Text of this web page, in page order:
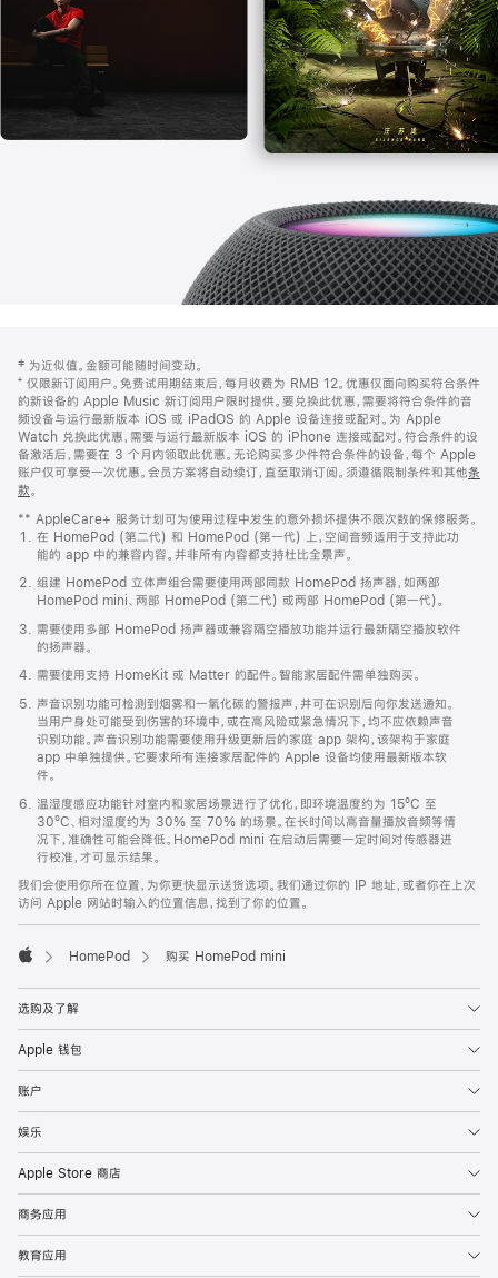
页
页
脚
注
‡ 为近似值。金额可能随时间变动。
⁺ 仅限新订阅用户。免费试用期结束后，每月收费为 RMB 12。优惠仅面向购买符合条件
的新设备的 Apple Music 新订阅用户限时提供。要兑换此优惠，需要将符合条件的音
频设备与运行最新版本 iOS 或 iPadOS 的 Apple 设备连接或配对。为 Apple
Watch 兑换此优惠，需要与运行最新版本 iOS 的 iPhone 连接或配对。符合条件的设
备激活后，需要在 3 个月内领取此优惠。无论购买多少件符合条件的设备，每个 Apple
账户仅可享受一次优惠。会员方案将自动续订，直至取消订阅。须遵循限制条件和其他条
款。
窗
口
中
打
开)
** AppleCare+ 服务计划可为使用过程中发生的意外损坏提供不限次数的保修服务。
在 HomePod (第二代) 和 HomePod (第一代) 上，空间音频适用于支持此功
能的 app 中的兼容内容。并非所有内容都支持杜比全景声。
组建 HomePod 立体声组合需要使用两部同款 HomePod 扬声器，如两部
HomePod mini、两部 HomePod (第二代) 或两部 HomePod (第一代)。
需要使用多部 HomePod 扬声器或兼容隔空播放功能并运行最新隔空播放软件
的扬声器。
需要使用支持 HomeKit 或 Matter 的配件。智能家居配件需单独购买。
声音识别功能可检测到烟雾和一氧化碳的警报声，并可在识别后向你发送通知。
当用户身处可能受到伤害的环境中，或在高风险或紧急情况下，均不应依赖声音
识别功能。声音识别功能需要使用升级更新后的家庭 app 架构，该架构于家庭
app 中单独提供。它要求所有连接家居配件的 Apple 设备均使用最新版本软
件。
温湿度感应功能针对室内和家居场景进行了优化，即环境温度约为 15ºC 至
30ºC、相对湿度约为 30% 至 70% 的场景。在长时间以高音量播放音频等情
况下，准确性可能会降低。HomePod mini 在启动后需要一定时间对传感器进
行校准，才可显示结果。
我们会使用你所在位置，为你更快显示送货选项。我们通过你的 IP 地址，或者你在上次
访问 Apple 网站时输入的位置信息，找到了你的位置。
HomePod 购买 HomePod mini
选购及了解
Apple 钱包
账户
娱乐
Apple Store 商店
商务应用
教育应用